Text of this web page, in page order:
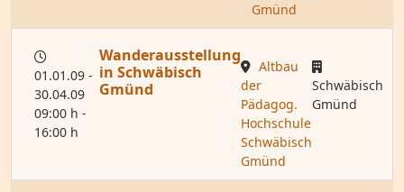
Gmünd
01.01.09 -
30.04.09
09:00 h -
16:00 h
Wanderausstellung
in Schwäbisch
Gmünd
Altbau
der
Pädagog.
Hochschule
Schwäbisch
Gmünd
Schwäbisch
Gmünd